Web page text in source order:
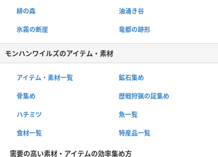
緋の森 油涌き谷
氷霧の断崖 竜都の跡形
モンハンワイルズのアイテム・素材
アイテム・素材一覧 鉱石集め
骨集め 歴戦狩猟の証集め
ハチミツ 魚一覧
食材一覧 特産品一覧
需要の高い素材・アイテムの効率集め方